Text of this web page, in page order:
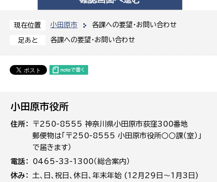
現在位置 小田原市 各課への要望・お問い合わせ
足あと 各課への要望・お問い合わせ
小田原市役所
住所
〒250-8555 神奈川県小田原市荻窪300番地
郵便物は「〒250-8555 小田原市役所○○課（室）」
で届きます）
電話
0465-33-1300（総合案内）
休み
土､日､祝日、休日、年末年始 (12月29日～1月3日)